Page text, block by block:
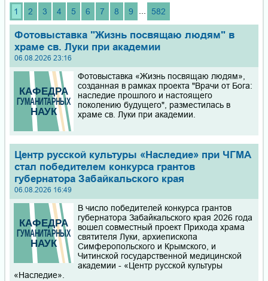
Уважаемые коллеги! Приглашаем Вас принять участие в
межрегиональной научно-практической конференции «V
СЪЕЗД ХИРУРГОВ ЗАБАЙКАЛЬСКОГО КРАЯ», 29 - 30
октября 2026 года в г. Чита
Справки для поступления в ординатуру и получения
дополнительных баллов за индивидуальные достижения,
такие как участие в добровольческой (волонтерской)
деятельности в сфере охраны здоровья, по учету
волонтерской деятельности, связанной с осуществлением
мероприятий по профилактике, лечению и диагностике
Ковида, а также характеристики по творческой и
общественной деятельности вы сможете получить в
Отделе по воспитательной работе и молодежной
политике, кабинет № 318 с 13 июля по 30 июля 2026 года
в рабочие дни с 9.00 до 17.30.
Приглашаем школьников 9–10 классов из районов
Забайкальского края на онлайн-обучение по химии и
биологии. Курсы подойдут тем, кто только готовится к ОГЭ
или ЕГЭ, а также тем, кто уже имеет прочные знания и
стремится выйти на новый уровень.
Приглашаем школьников 9-11 классов и СПО на курсы
подготовки к ОГЭ и ЕГЭ по химии и биологии. Форма
обучения: очная и дистанционная.
1 2 3 4 5 6 7 8 9 582
Фотовыставка "Жизнь посвящаю людям" в
храме св. Луки при академии
06.08.2026 23:16
Фотовыставка «Жизнь посвящаю людям»,
созданная в рамках проекта "Врачи от Бога:
наследие прошлого и настоящего
поколению будущего", разместилась в
храме св. Луки при академии.
Центр русской культуры «Наследие» при ЧГМА
стал победителем конкурса грантов
губернатора Забайкальского края
06.08.2026 16:49
В число победителей конкурса грантов
губернатора Забайкальского края 2026 года
вошел совместный проект Прихода храма
святителя Луки, архиепископа
Симферопольского и Крымского, и
Читинской государственной медицинской
академии - «Центр русской культуры
«Наследие».